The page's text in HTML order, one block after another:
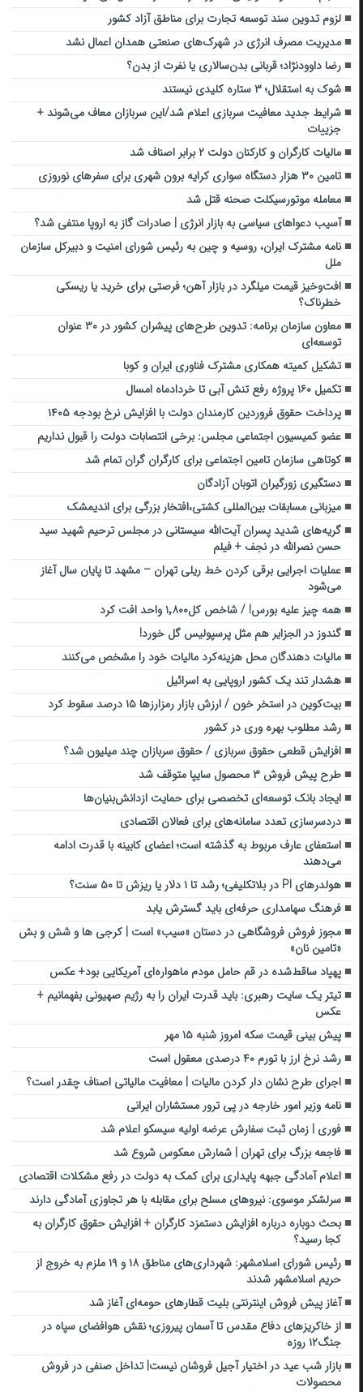
لزوم تدوین سند توسعه تجارت برای مناطق آزاد کشور
مدیریت مصرف انرژی در شهرک‌های صنعتی همدان اعمال نشد
رضا داوودنژاد؛ قربانی بدن‌سالاری یا نفرت از بدن؟
شوک به استقلال؛ ۳ ستاره کلیدی نیستند
شرایط جدید معافیت سربازی اعلام شد/این سربازان معاف می‌شوند +
جزییات
مالیات کارگران و کارکنان دولت ۲ برابر اصناف شد
تامین ۳۰ هزار دستگاه سواری کرایه برون شهری برای سفرهای نوروزی
معامله موتورسیکلت صحنه قتل شد
آسیب دعواهای سیاسی به بازار انرژی | صادرات گاز به اروپا منتفی شد؟
نامه مشترک ایران، روسیه و چین به رئیس شورای امنیت و دبیرکل سازمان
ملل
افت‌وخیز قیمت میلگرد در بازار آهن؛ فرصتی برای خرید یا ریسکی
خطرناک؟
معاون سازمان برنامه: تدوین طرح‌های پیشران کشور در ۳۰ عنوان
توسعه‌ای
تشکیل کمیته همکاری مشترک فناوری ایران و کوبا
تکمیل ۱۶۰ پروژه رفع تنش آبی تا خردادماه امسال
پرداخت حقوق فروردین کارمندان دولت با افزایش نرخ بودجه ۱۴۰۵
عضو کمیسیون اجتماعی مجلس: برخی انتصابات دولت را قبول نداریم
کوتاهی سازمان تامین اجتماعی برای کارگران گران تمام شد
دستگیری زورگیران اتوبان آزادگان
میزبانی مسابقات بین‌المللی کشتی،افتخار بزرگی برای اندیمشک
گریه‌های شدید پسران آیت‌الله سیستانی در مجلس ترحیم شهید سید
حسن نصرالله در نجف + فیلم
عملیات اجرایی برقی کردن خط ریلی تهران – مشهد تا پایان سال آغاز
می‌شود
همه چیز علیه بورس! / شاخص کل۱٬۸۰۰ واحد افت کرد
گندوز در الجزایر هم مثل پرسپولیس گل خورد!
مالیات دهندگان محل هزینه‌کرد مالیات خود را مشخص می‌کنند
هشدار تند یک کشور اروپایی به اسرائیل
بیت‌کوین در استخر خون / ارزش بازار رمزارزها ۱۵ درصد سقوط کرد
رشد مطلوب بهره وری در کشور
افزایش قطعی حقوق سربازی / حقوق سربازان چند میلیون شد؟
طرح پیش فروش ۳ محصول سایپا متوقف شد
ایجاد بانك توسعه‌ای تخصصی برای حمایت ازدانش‌بنیان‌ها
دردسرسازی تعدد سامانه‌های برای فعالان اقتصادی
استعفای عارف مربوط به گذشته است؛ اعضای کابینه با قدرت ادامه
می‌دهند
هولدرهای PI در بلاتکلیفی؛ رشد تا ۱ دلار یا ریزش تا ۵۰ سنت؟
فرهنگ سهامداری حرفه‌ای باید گسترش یابد
مجوز فروش فروشگاهی در دستان «سیب» است | کرجی ها و شش و بش
«تامین نان»
پهپاد ساقط‌شده در قم حامل مودم ماهواره‌ای آمریکایی بود+ عکس
تیتر یک سایت رهبری: باید قدرت ایران را به رژیم صهیونی بفهمانیم +
عکس
پیش بینی قیمت سکه امروز شنبه ۱۵ مهر
رشد نرخ ارز با تورم ۴۰ درصدی معقول است
اجرای طرح نشان دار کردن مالیات | معافیت مالیاتی اصناف چقدر است؟
نامه وزیر امور خارجه در پی ترور مستشاران ایرانی
فوری | زمان ثبت سفارش عرضه اولیه سیسکو اعلام شد
فاجعه بزرگ برای تهران | شمارش معکوس شروع شد
اعلام آمادگی جبهه پایداری برای کمک به دولت در رفع مشکلات اقتصادی
سرلشکر موسوی: نیروهای مسلح برای مقابله با هر تجاوزی آمادگی دارند
بحث دوباره درباره افزایش دستمزد کارگران + افزایش حقوق کارگران به
کجا رسید؟
رئیس شورای اسلامشهر: شهرداری‌های مناطق ۱۸ و ۱۹ ملزم به خروج از
حریم اسلامشهر شدند
آغاز پیش فروش اینترنتی بلیت قطارهای حومه‌ای آغاز شد
از خاکریزهای دفاع مقدس تا آسمان پیروزی؛ نقش هوافضای سپاه در
جنگ۱۲ روزه
بازار شب عید در اختیار آجیل فروشان نیست| تداخل صنفی در فروش
محصولات